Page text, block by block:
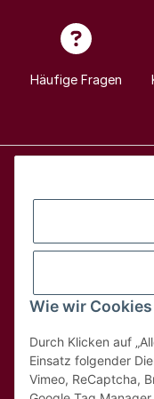
Wie wir
Durch Klicken auf
Einsatz folgender
Vimeo, ReCaptcha,
Häufige Fragen
Hilfe & Kontakt
Rechtliches